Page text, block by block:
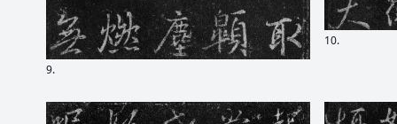
9.
10.